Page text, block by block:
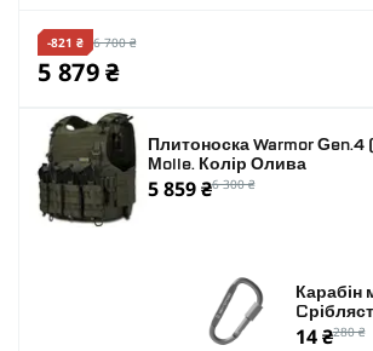
-821 ₴ 6 700 ₴
5 879 ₴
Плитоноска Warmor
Molle. Колір Олива
5 859 ₴6 300 ₴
Карабін
14 ₴280 ₴